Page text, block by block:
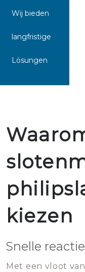
Wij bieden
langfristige
Lösungen
kiezen
Snelle reactie
Met een vloot